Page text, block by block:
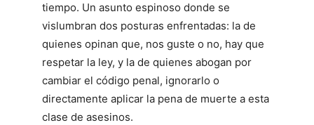
tiempo. Un asunto espinoso donde se
vislumbran dos posturas enfrentadas: la de
quienes opinan que, nos guste o no, hay que
respetar la ley, y la de quienes abogan por
cambiar el código penal, ignorarlo o
directamente aplicar la pena de muerte a esta
clase de asesinos.